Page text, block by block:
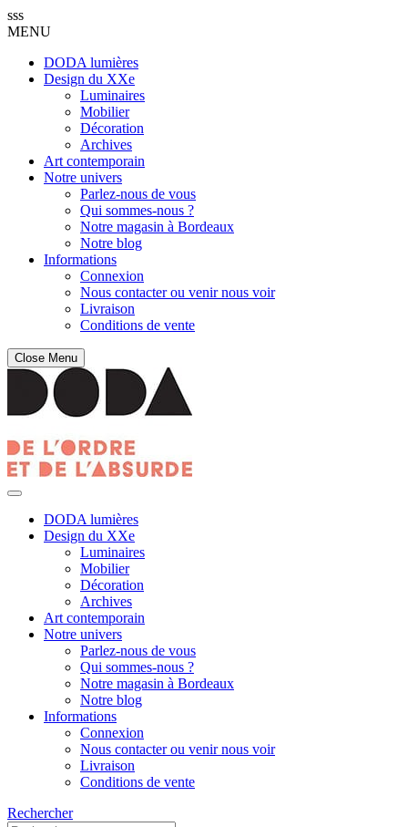
sss
MENU
DODA lumières
Design du XXe
Luminaires
Mobilier
Décoration
Archives
Art contemporain
Notre univers
Parlez-nous de vous
Qui sommes-nous ?
Notre magasin à Bordeaux
Notre blog
Informations
Connexion
Nous contacter ou venir nous voir
Livraison
Conditions de vente
Close Menu
DODA lumières
Design du XXe
Luminaires
Mobilier
Décoration
Archives
Art contemporain
Notre univers
Parlez-nous de vous
Qui sommes-nous ?
Notre magasin à Bordeaux
Notre blog
Informations
Connexion
Nous contacter ou venir nous voir
Livraison
Conditions de vente
Rechercher